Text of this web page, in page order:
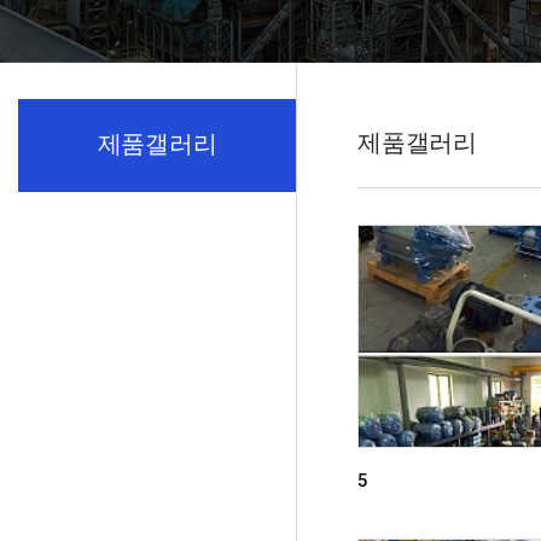
제품갤러리
5
제품갤러리